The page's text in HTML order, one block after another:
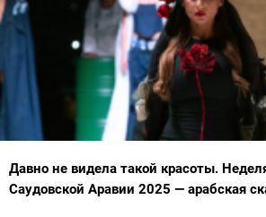
Давно не видела такой красоты.
Саудовской Аравии 2025 — арабская